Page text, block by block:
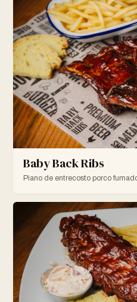
Baby Back Ribs
Piano de entrecosto porco